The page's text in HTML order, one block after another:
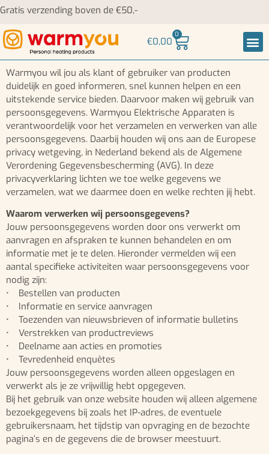
Gratis verzending boven de €50,-
€0,00
0
Warmyou wil jou als klant of gebruiker van producten
duidelijk en goed informeren, snel kunnen helpen en een
uitstekende service bieden. Daarvoor maken wij gebruik van
persoonsgegevens. Warmyou Elektrische Apparaten is
verantwoordelijk voor het verzamelen en verwerken van alle
persoonsgegevens. Daarbij houden wij ons aan de Europese
privacy wetgeving, in Nederland bekend als de Algemene
Verordening Gegevensbescherming (AVG). In deze
privacyverklaring lichten we toe welke gegevens we
verzamelen, wat we daarmee doen en welke rechten jij hebt.
Waarom verwerken wij persoonsgegevens?
Jouw persoonsgegevens worden door ons verwerkt om
aanvragen en afspraken te kunnen behandelen en om
informatie met je te delen. Hieronder vermelden wij een
aantal specifieke activiteiten waar persoonsgegevens voor
nodig zijn:
• Bestellen van producten
• Informatie en service aanvragen
• Toezenden van nieuwsbrieven of informatie bulletins
• Verstrekken van productreviews
• Deelname aan acties en promoties
• Tevredenheid enquêtes
Jouw persoonsgegevens worden alleen opgeslagen en
verwerkt als je ze vrijwillig hebt opgegeven.
Bij het gebruik van onze website houden wij alleen algemene
bezoekgegevens bij zoals het IP-adres, de eventuele
gebruikersnaam, het tijdstip van opvraging en de bezochte
pagina’s en de gegevens die de browser meestuurt.